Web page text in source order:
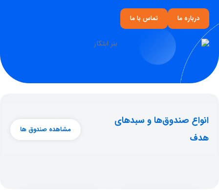
درباره ما تماس با ما
انواع صندوق‌ها و سبدهای
هدف
مشاهده صندوق ها